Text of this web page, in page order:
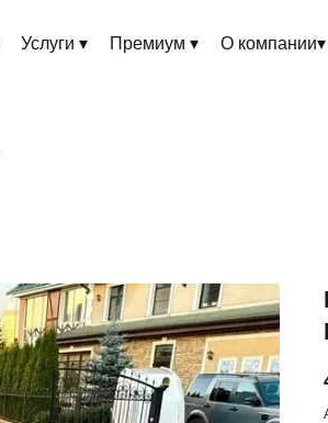
Услуги ▾ Премиум ▾ О компании▾